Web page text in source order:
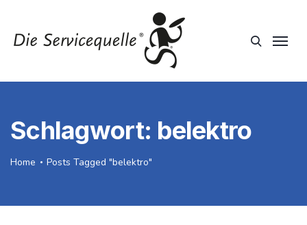
Schlagwort: belektro
Home Posts Tagged "belektro"